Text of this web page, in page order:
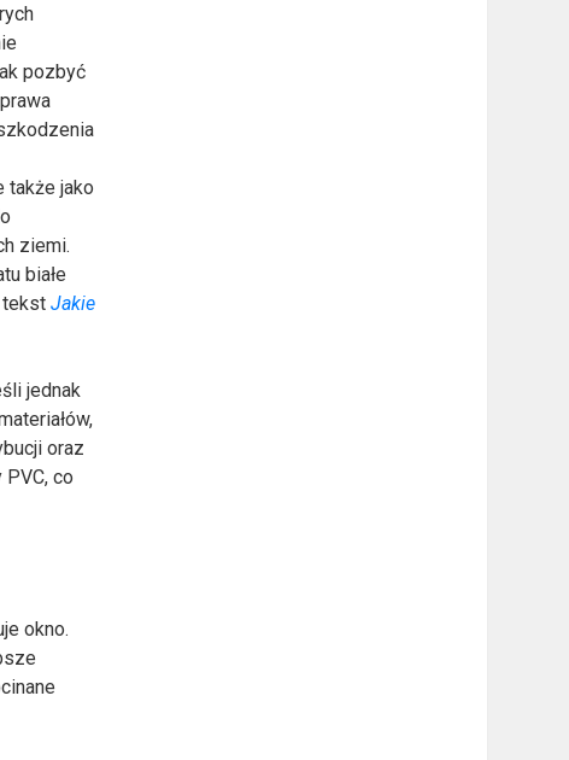
pozbyć
także jako
ziemi.
białe
tekstJakie
jednak
oraz
co
okno.